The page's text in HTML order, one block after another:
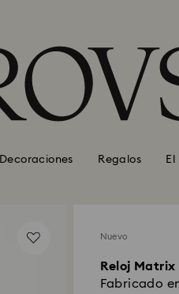
Decoraciones Regalos
Nuevo
Reloj
Fabricado